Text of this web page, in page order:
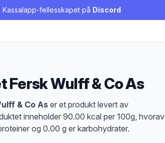
Kassalapp-fellesskapet på Discord
Fersk Wulff & Co As
& Co Aser et produkt levert av
inneholder 90.00 kcal per 100g, hvorav
og 0.00 g er karbohydrater.